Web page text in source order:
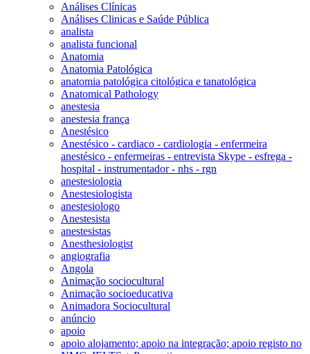
Análises Clínicas
Análises Clinicas e Saúde Pública
analista
analista funcional
Anatomia
Anatomia Patológica
anatomia patológica citológica e tanatológica
Anatomical Pathology
anestesia
anestesia frança
Anestésico
Anestésico - cardiaco - cardiologia - enfermeira
anestésico - enfermeiras - entrevista Skype - esfrega -
hospital - instrumentador - nhs - rgn
anestesiologia
Anestesiologista
anestesiologo
Anestesista
anestesistas
Anesthesiologist
angiografia
Angola
Animação sociocultural
Animação socioeducativa
Animadora Sociocultural
anúncio
apoio
apoio alojamento; apoio na integração; apoio registo no